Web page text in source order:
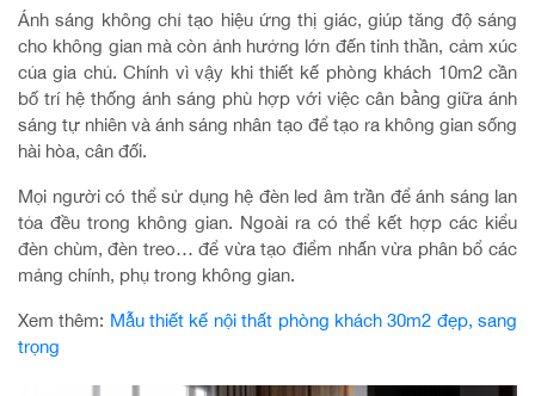
Ánh sáng không chỉ tạo hiệu ứng thị giác, giúp tăng độ sáng
cho không gian mà còn ảnh hưởng lớn đến tinh thần, cảm xúc
của gia chủ. Chính vì vậy khi thiết kế phòng khách 10m2 cần
bố trí hệ thống ánh sáng phù hợp với việc cân bằng giữa ánh
sáng tự nhiên và ánh sáng nhân tạo để tạo ra không gian sống
hài hòa, cân đối.
Mọi người có thể sử dụng hệ đèn led âm trần để ánh sáng lan
tỏa đều trong không gian. Ngoài ra có thể kết hợp các kiểu
đèn chùm, đèn treo… để vừa tạo điểm nhấn vừa phân bổ các
mảng chính, phụ trong không gian.
Xem thêm: Mẫu thiết kế nội thất phòng khách 30m2 đẹp, sang
trọng